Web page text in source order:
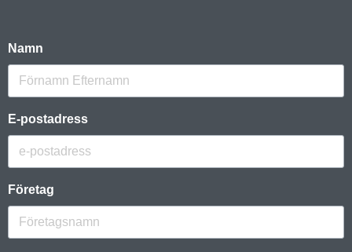
Namn
E-postadress
Företag